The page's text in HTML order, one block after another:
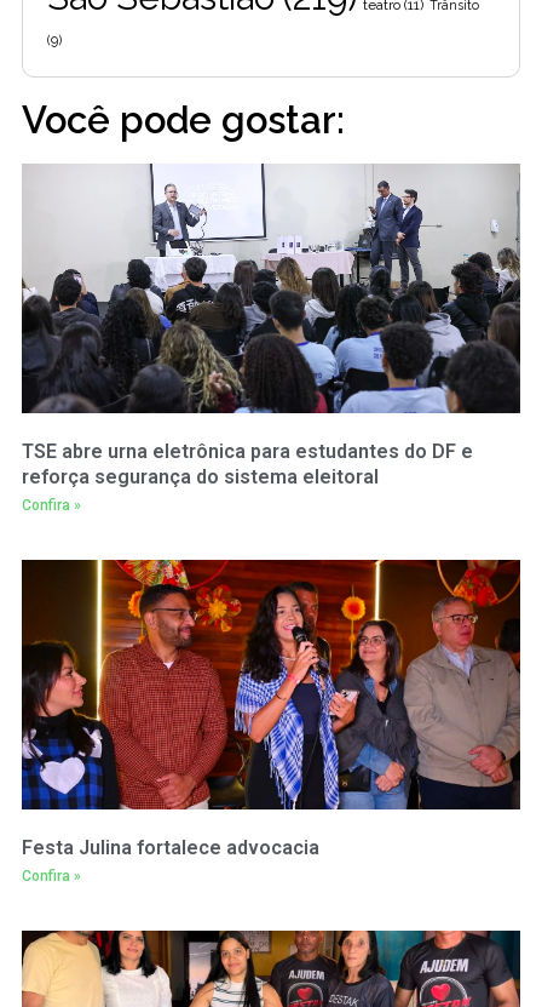
teatro (11) Trânsito
(9)
Você pode gostar:
TSE abre urna eletrônica para estudantes do DF e
reforça segurança do sistema eleitoral
Confira »
Festa Julina fortalece advocacia
Confira »